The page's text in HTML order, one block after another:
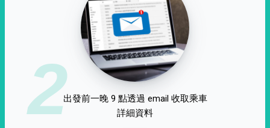
2出發前一晚 9 點透過 email 收取乘車
詳細資料